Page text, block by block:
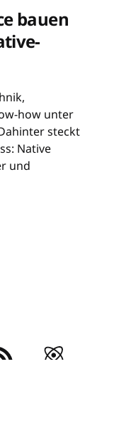
bauen
how unter
steckt
Native
und